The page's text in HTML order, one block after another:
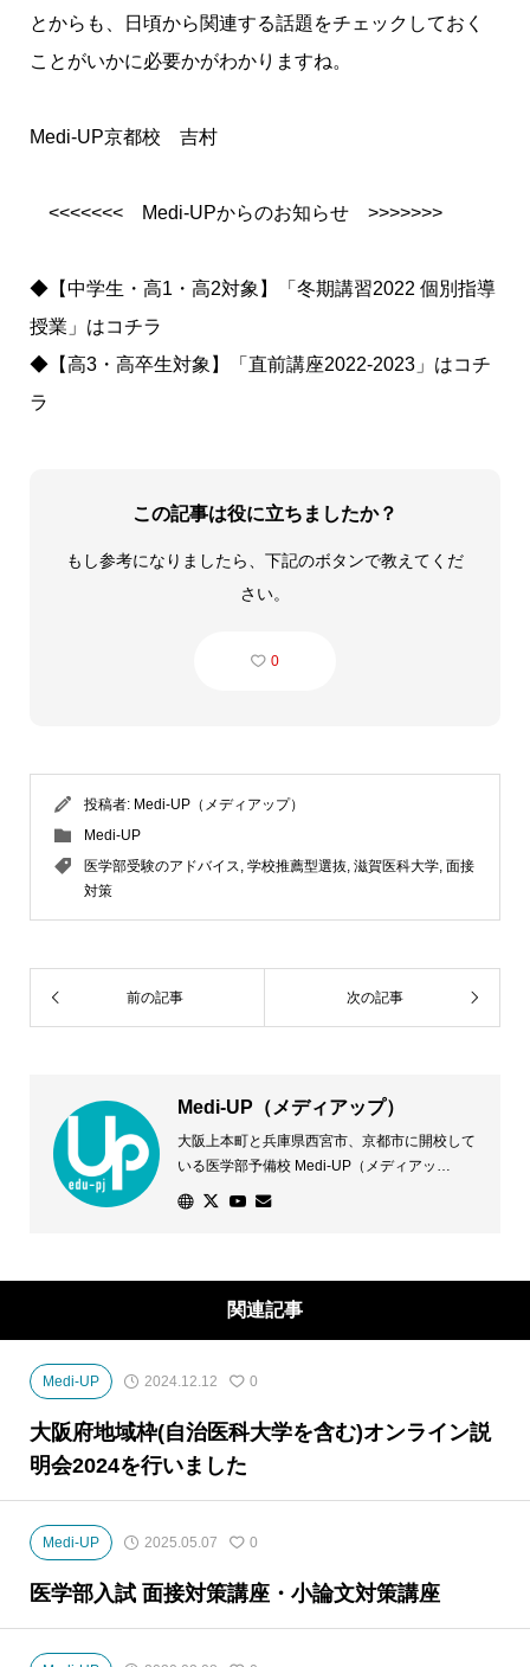
とからも、日頃から関連する話題をチェックしておく
ことがいかに必要かがわかりますね。
Medi-UP京都校 吉村
<<<<<<< Medi-UPからのお知らせ >>>>>>>
◆【中学生・高1・高2対象】「冬期講習2022 個別指導
授業」はコチラ
◆【高3・高卒生対象】「直前講座2022-2023」はコチ
ラ
この記事は役に立ちましたか？
もし参考になりましたら、下記のボタンで教えてくだ
さい。
0
投稿者: Medi-UP（メディアップ）
Medi-UP
医学部受験のアドバイス, 学校推薦型選抜, 滋賀医科大学, 面接
対策
前の記事 次の記事
Medi-UP（メディアップ）
大阪上本町と兵庫県西宮市、京都市に開校して
いる医学部予備校 Medi-UP（メディアッ
プ）。医学部に合格したい！その声に応えるた
し、全ての医学部受験に対応します。
関連記事
Medi-UP 2024.12.12 0
大阪府地域枠(自治医科大学を含む)オンライン説
明会2024を行いました
Medi-UP 2025.05.07 0
医学部入試 面接対策講座・小論文対策講座